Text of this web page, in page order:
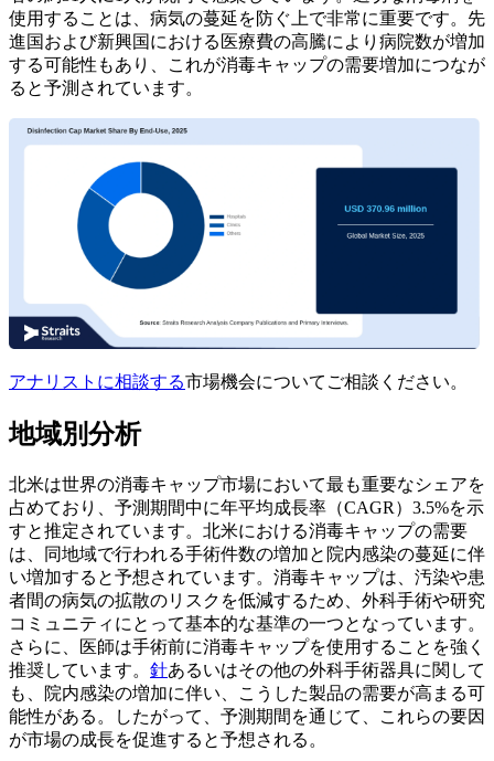
使用することは、病気の蔓延を防ぐ上で非常に重要です。先
進国および新興国における医療費の高騰により病院数が増加
する可能性もあり、これが消毒キャップの需要増加につなが
ると予測されています。
アナリストに相談する市場機会についてご相談ください。
地域別分析
北米は世界の消毒キャップ市場において最も重要なシェアを
占めており、予測期間中に年平均成長率（CAGR）3.5%を示
すと推定されています。北米における消毒キャップの需要
は、同地域で行われる手術件数の増加と院内感染の蔓延に伴
い増加すると予想されています。消毒キャップは、汚染や患
者間の病気の拡散のリスクを低減するため、外科手術や研究
コミュニティにとって基本的な基準の一つとなっています。
さらに、医師は手術前に消毒キャップを使用することを強く
推奨しています。 針あるいはその他の外科手術器具に関して
も、院内感染の増加に伴い、こうした製品の需要が高まる可
能性がある。したがって、予測期間を通じて、これらの要因
が市場の成長を促進すると予想される。